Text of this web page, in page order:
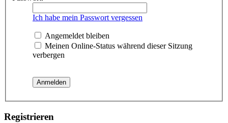
Ich habe mein Passwort vergessen
Angemeldet bleiben
Meinen Online-Status während dieser Sitzung
verbergen
Registrieren